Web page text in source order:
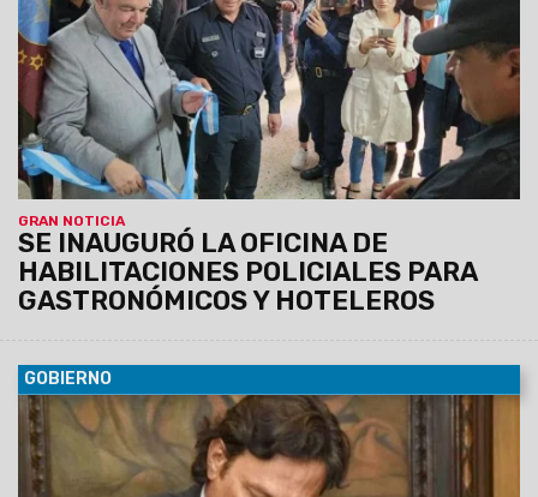
GRAN NOTICIA
SE INAUGURÓ LA OFICINA DE
HABILITACIONES POLICIALES PARA
GASTRONÓMICOS Y HOTELEROS
realizan ante la Policía. En la nueva dependencia el sector
podrá gestionar las habilitaciones y permisos para el
expendio de bebidas alcohólicas.
GOBIERNO
06/10/2022
El decreto incluye a agentes de diversos
efectores sanitarios de la provincia que venían
desempeñándose bajo la figura de designación temporaria,
en distintas funciones.